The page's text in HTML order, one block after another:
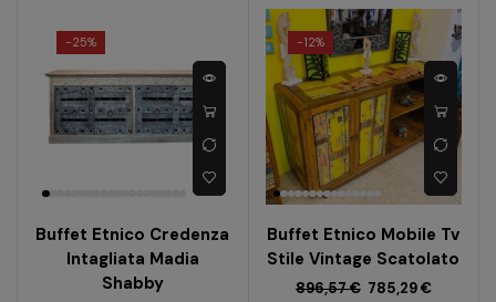
-25%
Buffet Etnico Credenza
Intagliata Madia
Shabby
-12%
Buffet Etnico Mobile Tv
Stile Vintage Scatolato
896,57€ 785,29€